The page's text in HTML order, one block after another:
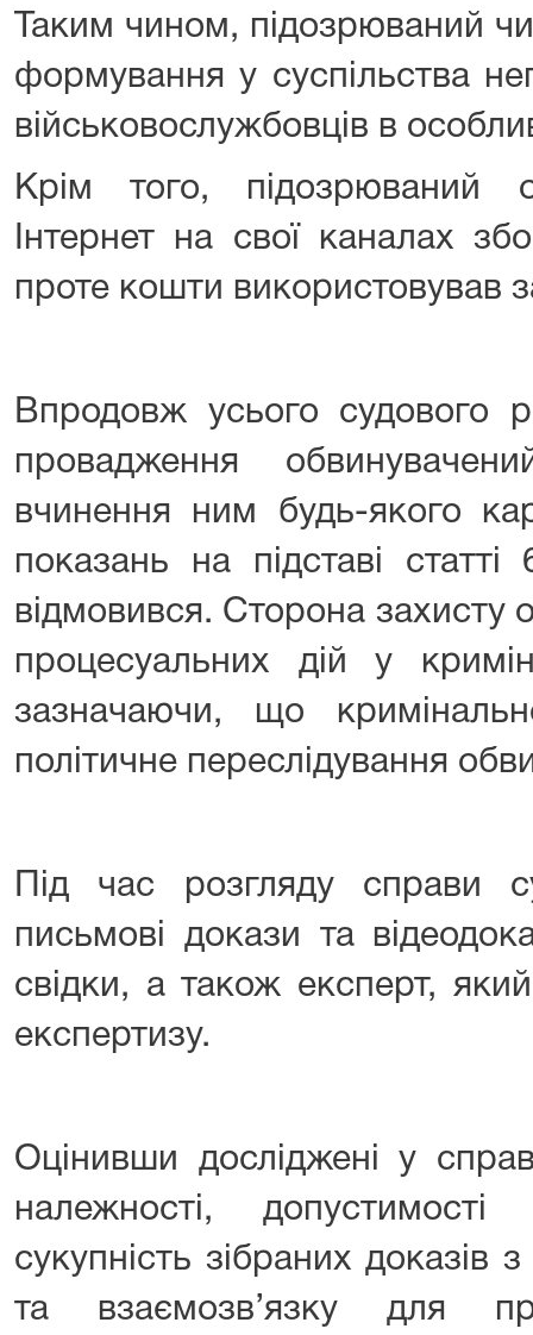
Таким чином, підозрюваний
формування у суспільства
військовослужбовців в
Крім того, підозрюваний
Інтернет на свої каналах
проте кошти використовував
Впродовж усього судового
провадження
вчинення ним будь-якого
показань на підставі статті
відмовився. Сторона захисту
процесуальних дій у
зазначаючи, що
політичне переслідування
Під час розгляду справи
письмові докази та
свідки, а також експерт,
експертизу.
Оцінивши досліджені у
належності,
сукупність зібраних доказів
та взаємозв’язку для